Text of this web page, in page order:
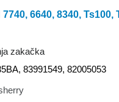
zakačka
83991549, 82005053